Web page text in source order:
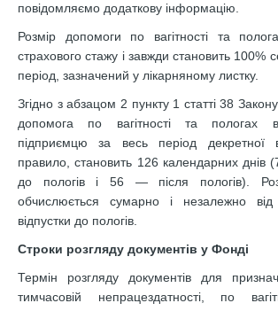
повідомляємо додаткову інформацію.
Розмір допомоги по вагітності та
страхового стажу і завжди становить 100%
період, зазначений у лікарняному листку.
Згідно з абзацом 2 пункту 1 статті 38
допомога по вагітності та пологах
підприємцю за весь період декретної
правило, становить 126 календарних днів
до пологів і 56 — після пологів).
обчислюється сумарно і незалежно від
відпустки до пологів.
Строки розгляду документів у Фонді
Термін розгляду документів для
тимчасовій непрацездатності, по